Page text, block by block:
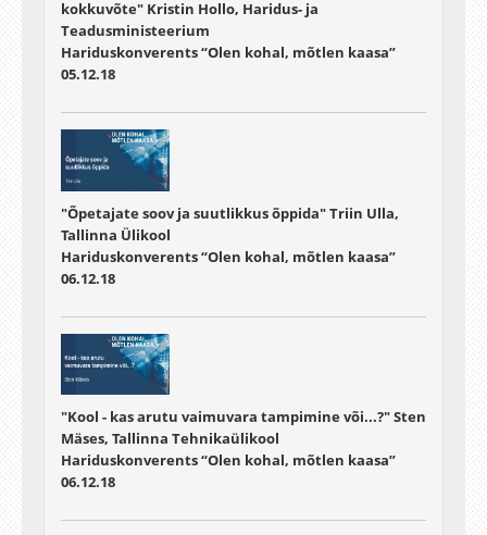
kokkuvõte" Kristin Hollo, Haridus- ja
Teadusministeerium
Hariduskonverents “Olen kohal, mõtlen kaasa”
05.12.18
"Õpetajate soov ja suutlikkus õppida" Triin Ulla,
Tallinna Ülikool
Hariduskonverents “Olen kohal, mõtlen kaasa”
06.12.18
"Kool - kas arutu vaimuvara tampimine või...?" Sten
Mäses, Tallinna Tehnikaülikool
Hariduskonverents “Olen kohal, mõtlen kaasa”
06.12.18